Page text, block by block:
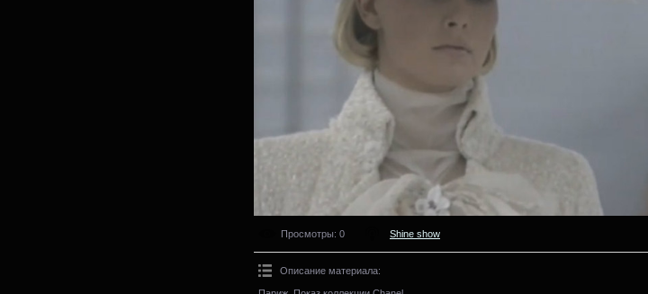
Просмотры: 0 Shine show
Описание материала: